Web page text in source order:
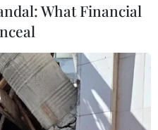
dịch COVD-19 tại Cancun,
(Ảnh: THX/TTXVN)
What Financial